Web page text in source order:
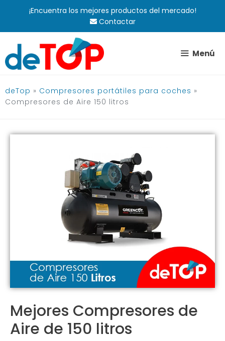
contenido
¡Encuentra los mejores productos del mercado!
Contactar
Menú
deTop » Compresores portátiles para coches »
Compresores de Aire 150 litros
Mejores Compresores de
Aire de 150 litros